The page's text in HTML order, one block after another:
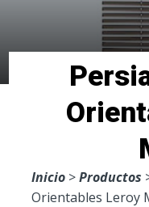
Inicio>Productos
Orientables Leroy